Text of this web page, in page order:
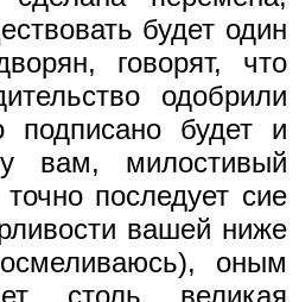
будет один
говорят, что
одобрили
подписано будет и
вам, милостивый
последует сие
вашей ниже
оным
столь великая